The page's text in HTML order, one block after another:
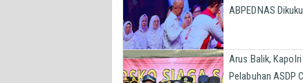
ABPEDNAS
Arus Balik, Kapolri
Pelabuhan ASDP